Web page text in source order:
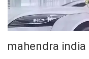
mahendra